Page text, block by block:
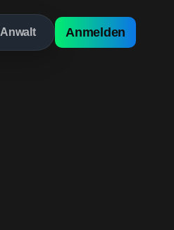
Anwalt Anmelden